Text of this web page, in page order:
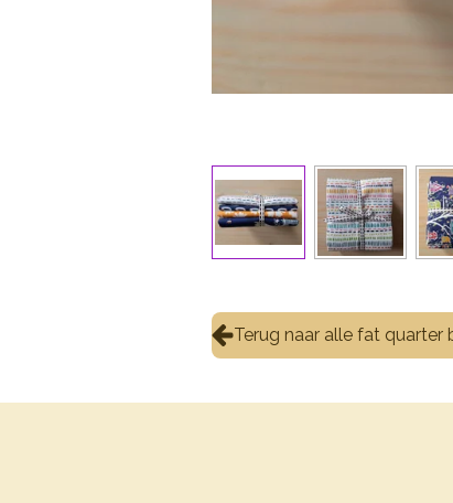
Terug naar alle fat quarter